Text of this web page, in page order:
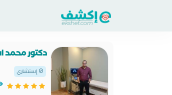
دكتور محمد
إستشاري